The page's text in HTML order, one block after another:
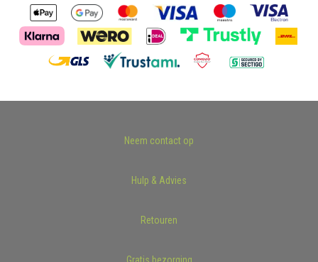
Neem contact op
Hulp & Advies
Retouren
Gratis bezorging